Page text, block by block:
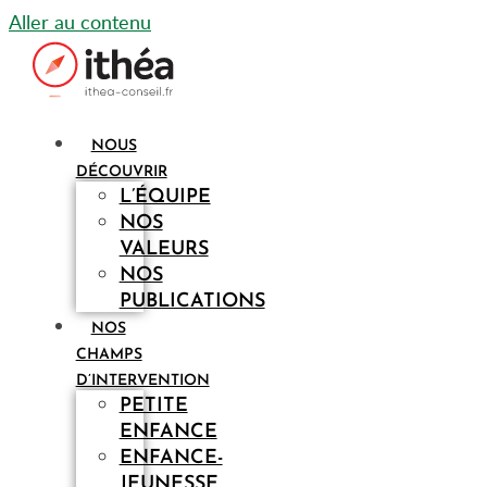
Aller au contenu
NOUS
DÉCOUVRIR
L’ÉQUIPE
NOS
VALEURS
NOS
PUBLICATIONS
NOS
CHAMPS
D’INTERVENTION
PETITE
ENFANCE
ENFANCE-